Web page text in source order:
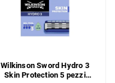
Wilkinson Sword Hydro 3
Skin Protection 5 pezzi